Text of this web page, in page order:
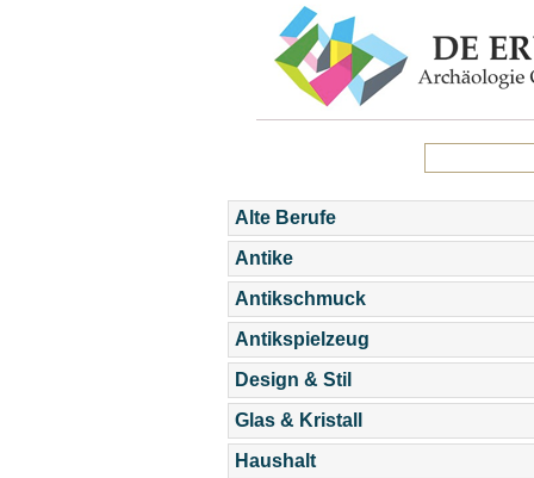
Alte Berufe
Antike
Antikschmuck
Antikspielzeug
Design & Stil
Glas & Kristall
Haushalt